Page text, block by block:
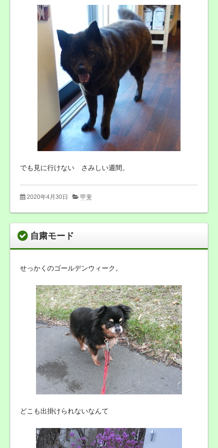
でも見に行けない さみしい週間。
2020年4月30日 甲斐
自粛モード
せっかくのゴールデンウィーク。
どこも出掛けられないなんて